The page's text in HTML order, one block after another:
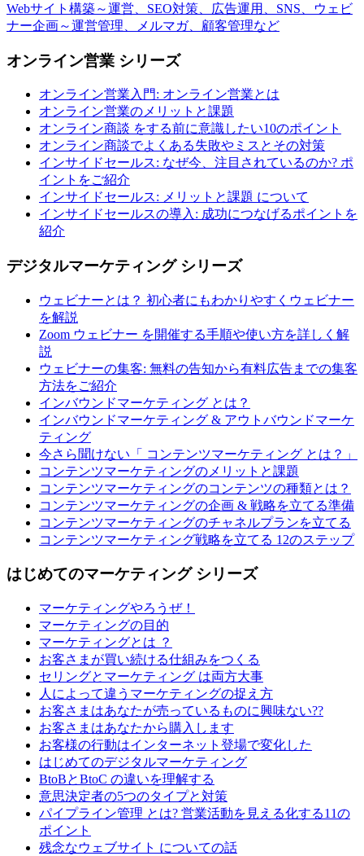
Webサイト構築～運営、SEO対策、広告運用、SNS、ウェビ
ナー企画～運営管理、メルマガ、顧客管理など
オンライン営業 シリーズ
オンライン営業入門: オンライン営業とは
オンライン営業のメリットと課題
オンライン商談 をする前に意識したい10のポイント
オンライン商談でよくある失敗やミスとその対策
インサイドセールス: なぜ今、注目されているのか? ポ
イントをご紹介
インサイドセールス: メリットと課題 について
インサイドセールスの導入: 成功につなげるポイントを
紹介
デジタルマーケティング シリーズ
ウェビナーとは？ 初心者にもわかりやすくウェビナー
を解説
Zoom ウェビナー を開催する手順や使い方を詳しく解
説
ウェビナーの集客: 無料の告知から有料広告までの集客
方法をご紹介
インバウンドマーケティング とは？
インバウンドマーケティング & アウトバウンドマーケ
ティング
今さら聞けない「 コンテンツマーケティング とは？」
コンテンツマーケティングのメリットと課題
コンテンツマーケティングのコンテンツの種類とは？
コンテンツマーケティングの企画 & 戦略を立てる準備
コンテンツマーケティングのチャネルプランを立てる
コンテンツマーケティング戦略を立てる 12のステップ
はじめてのマーケティング シリーズ
マーケティングやろうぜ！
マーケティングの目的
マーケティングとは ？
お客さまが買い続ける仕組みをつくる
セリングとマーケティング は両方大事
人によって違うマーケティングの捉え方
お客さまはあなたが売っているものに興味ない??
お客さまはあなたから購入します
お客様の行動はインターネット登場で変化した
はじめてのデジタルマーケティング
BtoBとBtoC の違いを理解する
意思決定者の5つのタイプと対策
パイプライン管理 とは? 営業活動を見える化する11の
ポイント
残念なウェブサイト についての話